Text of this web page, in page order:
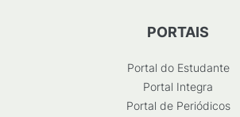
PORTAIS
Portal do Estudante
Portal Integra
Portal de Periódicos